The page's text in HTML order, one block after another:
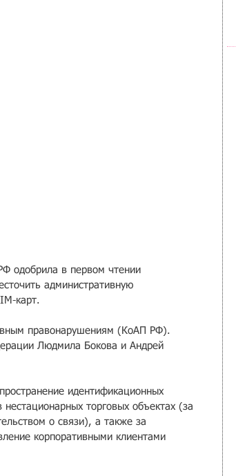
одобрила в первом чтении
административную
карт.
правонарушениям (КоАП РФ).
Людмила Бокова и Андрей
идентификационных
торговых объектах (за
о связи), а также за
корпоративными клиентами